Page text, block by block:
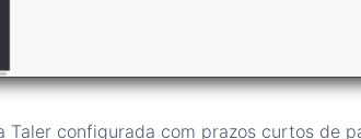
Taler configurada com prazos curtos de